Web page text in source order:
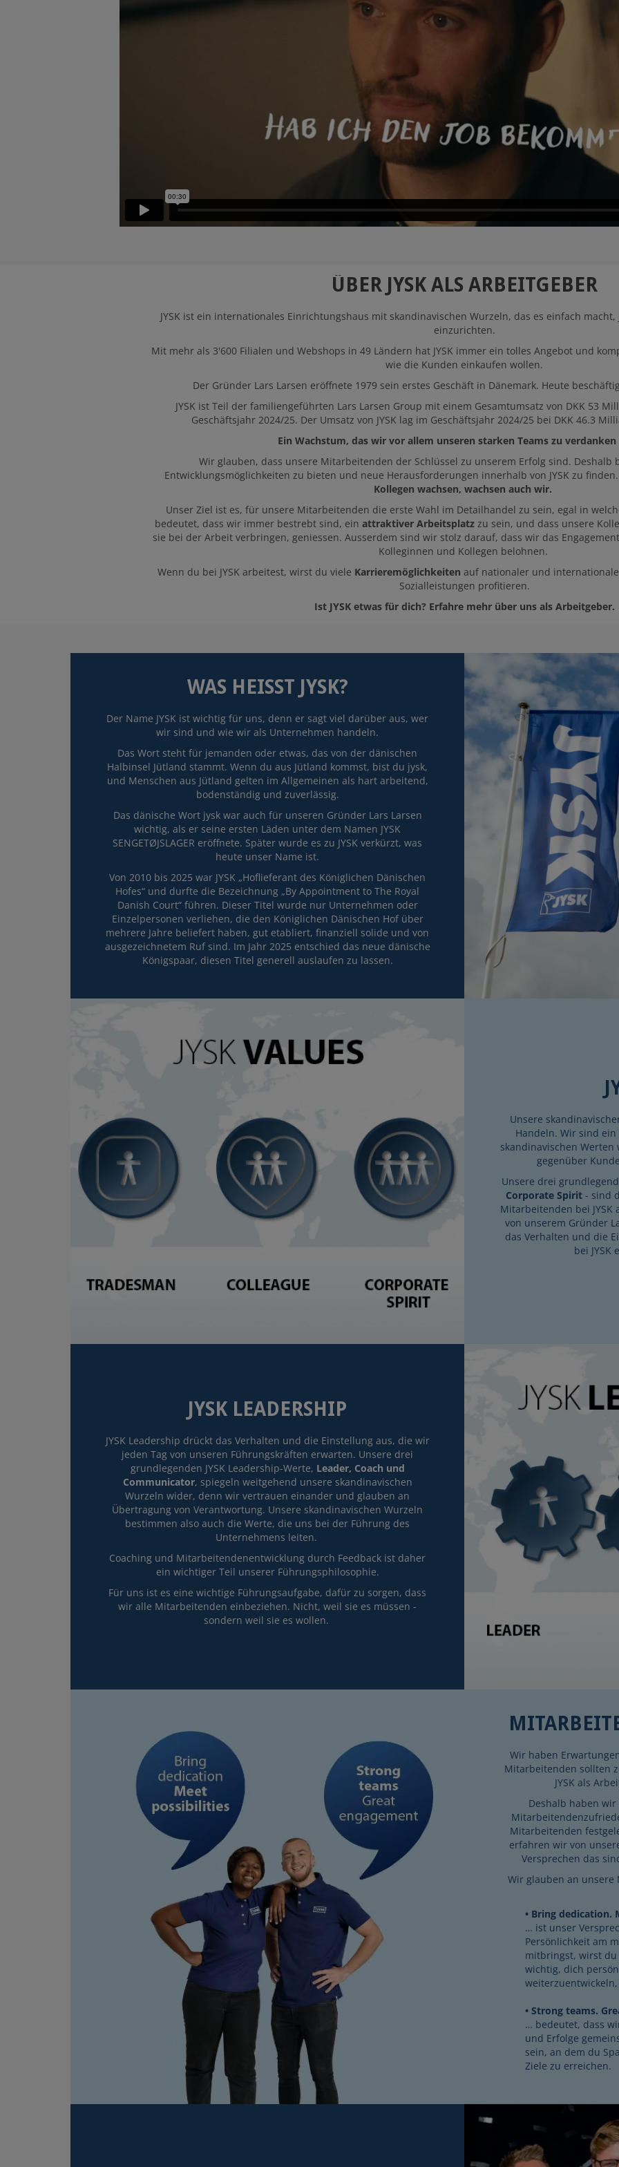
ÜBER JYSK ALS ARBEITGEBER
JYSK ist ein internationales Einrichtungshaus mit skandinavischen Wurzeln, das es einfach
einzurichten.
Mit mehr als 3'600 Filialen und Webshops in 49 Ländern hat JYSK immer ein tolles Angebot und
wie die Kunden einkaufen wollen.
Der Gründer Lars Larsen eröffnete 1979 sein erstes Geschäft in Dänemark. Heute
JYSK ist Teil der familiengeführten Lars Larsen Group mit einem Gesamtumsatz von DKK 53
Geschäftsjahr 2024/25. Der Umsatz von JYSK lag im Geschäftsjahr 2024/25 bei DKK 46.3
Ein Wachstum, das wir vor allem unseren starken Teams zu verdanken
Wir glauben, dass unsere Mitarbeitenden der Schlüssel zu unserem Erfolg sind. Deshalb
Entwicklungsmöglichkeiten zu bieten und neue Herausforderungen innerhalb von JYSK zu finden.
Kollegen wachsen, wachsen auch wir.
Unser Ziel ist es, für unsere Mitarbeitenden die erste Wahl im Detailhandel zu sein, egal in
bedeutet, dass wir immer bestrebt sind, ein attraktiver Arbeitsplatz zu sein, und dass unsere
sie bei der Arbeit verbringen, geniessen. Ausserdem sind wir stolz darauf, dass wir das
Kolleginnen und Kollegen belohnen.
Wenn du bei JYSK arbeitest, wirst du viele Karrieremöglichkeiten auf nationaler und
Sozialleistungen profitieren.
Ist JYSK etwas für dich? Erfahre mehr über uns als Arbeitgeber.
WAS HEISST JYSK?
Der Name JYSK ist wichtig für uns, denn er sagt viel darüber aus, wer
wir sind und wie wir als Unternehmen handeln.
Das Wort steht für jemanden oder etwas, das von der dänischen
Halbinsel Jütland stammt. Wenn du aus Jütland kommst, bist du jysk,
und Menschen aus Jütland gelten im Allgemeinen als hart arbeitend,
bodenständig und zuverlässig.
Das dänische Wort jysk war auch für unseren Gründer Lars Larsen
wichtig, als er seine ersten Läden unter dem Namen JYSK
SENGETØJSLAGER eröffnete. Später wurde es zu JYSK verkürzt, was
heute unser Name ist.
Von 2010 bis 2025 war JYSK „Hoflieferant des Königlichen Dänischen
Hofes“ und durfte die Bezeichnung „By Appointment to The Royal
Danish Court“ führen. Dieser Titel wurde nur Unternehmen oder
Einzelpersonen verliehen, die den Königlichen Dänischen Hof über
mehrere Jahre beliefert haben, gut etabliert, finanziell solide und von
ausgezeichnetem Ruf sind. Im Jahr 2025 entschied das neue dänische
Königspaar, diesen Titel generell auslaufen zu lassen.
Unsere
Handeln. Wir sind
skandinavischen
gegenüber
Unsere drei
Corporate Spirit- sind
Mitarbeitenden bei JYSK
von unserem Gründer
das Verhalten und die
bei
JYSK LEADERSHIP
JYSK Leadership drückt das Verhalten und die Einstellung aus, die wir
jeden Tag von unseren Führungskräften erwarten. Unsere drei
grundlegenden JYSK Leadership-Werte, Leader, Coach und
Communicator, spiegeln weitgehend unsere skandinavischen
Wurzeln wider, denn wir vertrauen einander und glauben an
Übertragung von Verantwortung. Unsere skandinavischen Wurzeln
bestimmen also auch die Werte, die uns bei der Führung des
Unternehmens leiten.
Coaching und Mitarbeitendenentwicklung durch Feedback ist daher
ein wichtiger Teil unserer Führungsphilosophie.
Für uns ist es eine wichtige Führungsaufgabe, dafür zu sorgen, dass
wir alle Mitarbeitenden einbeziehen. Nicht, weil sie es müssen -
sondern weil sie es wollen.
Wir haben
Mitarbeitenden sollten
JYSK als
Deshalb haben
Mitarbeitenden
erfahren wir von
Versprechen das
Wir glauben an
Bring dedication.
… ist unser
Persönlichkeit am
mitbringst, wirst du
wichtig, dich
Strong teams.
… bedeutet, dass
und Erfolge
sein, an dem du
Ziele zu erreichen.